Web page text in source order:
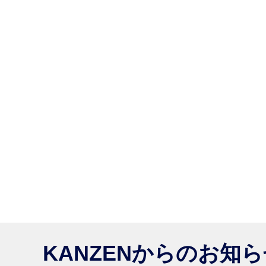
KANZENからのお知